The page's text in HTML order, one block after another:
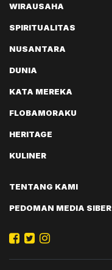
WIRAUSAHA
SPIRITUALITAS
NUSANTARA
DUNIA
KATA MEREKA
FLOBAMORAKU
HERITAGE
KULINER
TENTANG KAMI
PEDOMAN MEDIA SIBER